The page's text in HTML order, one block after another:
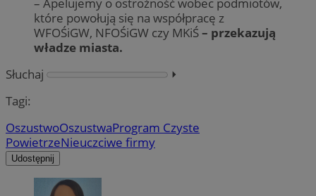
które powołują się na współpracę z
WFOŚiGW, NFOŚiGW czy MKiŚ– przekazują
władze miasta.
Słuchaj
⏵︎
Tagi:
OszustwoOszustwaProgram Czyste
PowietrzeNieuczciwe firmy
Udostępnij